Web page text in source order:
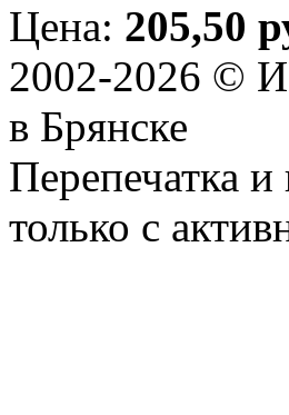
Цена: 205,50
2002-2026 ©
в Брянске
Перепечатка и
только с